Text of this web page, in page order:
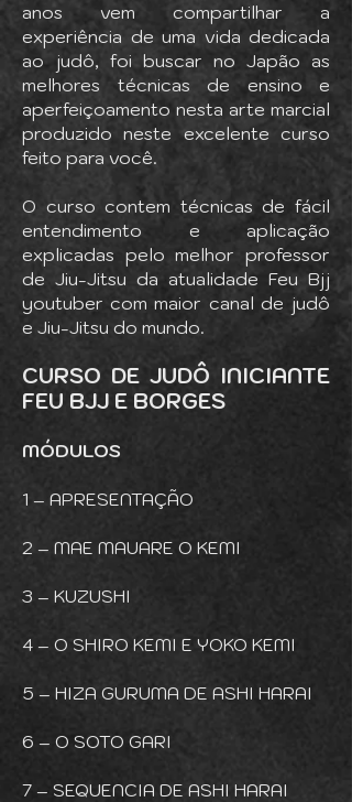
anos vem compartilhar a
experiência de uma vida dedicada
ao judô, foi buscar no Japão as
melhores técnicas de ensino e
aperfeiçoamento nesta arte marcial
produzido neste excelente curso
feito para você.
O curso contem técnicas de fácil
entendimento e aplicação
explicadas pelo melhor professor
de Jiu-Jitsu da atualidade Feu Bjj
youtuber com maior canal de judô
e Jiu-Jitsu do mundo.
CURSO DE JUDÔ INICIANTE
FEU BJJ E BORGES
MÓDULOS
1 – APRESENTAÇÃO
2 – MAE MAUARE O KEMI
3 – KUZUSHI
4 – O SHIRO KEMI E YOKO KEMI
5 – HIZA GURUMA DE ASHI HARAI
6 – O SOTO GARI
7 – SEQUENCIA DE ASHI HARAI